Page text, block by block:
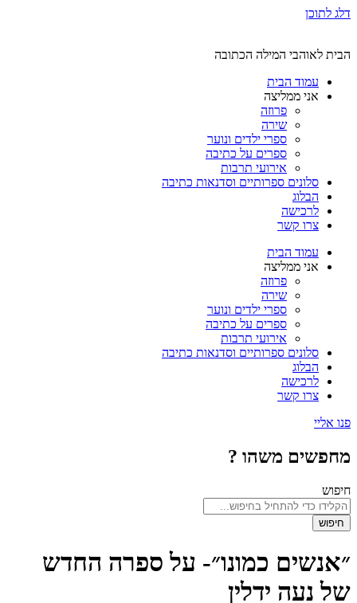
דלג לתוכן
הבית לאוהבי המילה הכתובה
עמוד הבית
אני ממליצה
פרוזה
שירה
ספרי ילדים ונוער
ספרים על כתיבה
אירועי תרבות
סלונים ספרותיים וסדנאות כתיבה
הבלוג
לרכישה
צרו קשר
עמוד הבית
אני ממליצה
פרוזה
שירה
ספרי ילדים ונוער
ספרים על כתיבה
אירועי תרבות
סלונים ספרותיים וסדנאות כתיבה
הבלוג
לרכישה
צרו קשר
פנו אליי
מחפשים משהו ?
חיפוש
חיפוש
״אנשים כמונו״- על ספרה החדש
של נעה ידלין